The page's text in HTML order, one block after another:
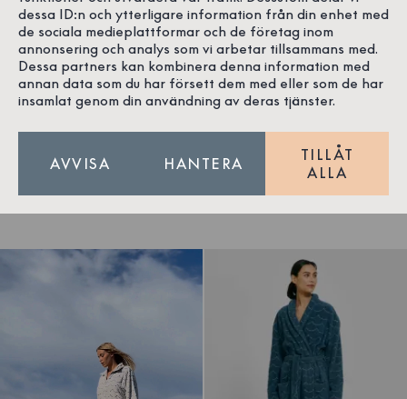
1/8
Frottéponcho Våg Ecru
1/
dessa ID:n och ytterligare information från din enhet med
de sociala medieplattformar och de företag inom
annonsering och analys som vi arbetar tillsammans med.
Dessa partners kan kombinera denna information med
annan data som du har försett dem med eller som de har
insamlat genom din användning av deras tjänster.
AVVISA HANTERA
TILLÅT
ALLA